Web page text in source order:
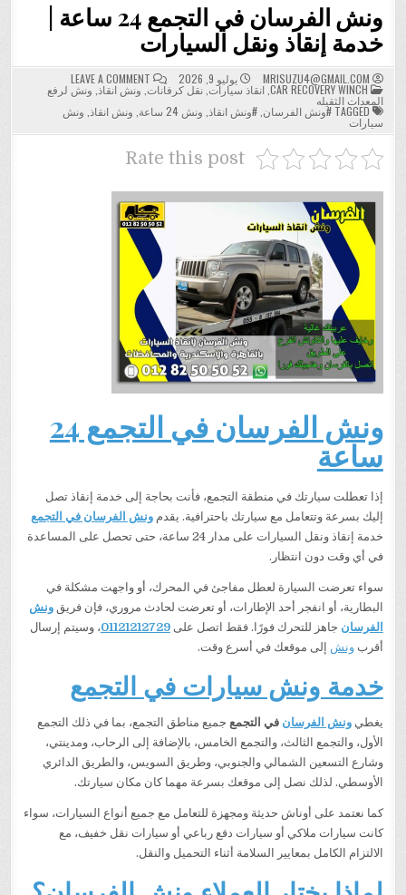
ونش الفرسان في التجمع 24 ساعة |
خدمة إنقاذ ونقل السيارات
MRISUZU4@GMAIL.COM يوليو 9, 2026 LEAVE A COMMENT
ON
ونش
الفرسان
في
التجمع
24
POSTED
IN
CAR RECOVERY WINCH
,انقاذ سيارات,نقل كرفانات ونش انقاذ ونش لرفع
المعدات الثقيله
#ونش الفرسان ,#ونش انقاذ ونش 24 ساعة ونش انقاذ ونش
سيارات
Rate this post
ونش الفرسان في التجمع 24
ساعة
إذا تعطلت سيارتك في منطقة التجمع، فأنت بحاجة إلى خدمة إنقاذ تصل
إليك بسرعة وتتعامل مع سيارتك باحترافية. يقدمونش الفرسان في التجمع
خدمة إنقاذ ونقل السيارات على مدار 24 ساعة، حتى تحصل على المساعدة
في أي وقت دون انتظار.
سواء تعرضت السيارة لعطل مفاجئ في المحرك، أو واجهت مشكلة في
البطارية، أو انفجر أحد الإطارات، أو تعرضت لحادث مروري، فإن فريقونش
الفرسان جاهز للتحرك فورًا. فقط اتصل على01121212729، وسيتم إرسال
أقربونش إلى موقعك في أسرع وقت.
خدمة ونش سيارات في التجمع
يغطيونش الفرسان في التجمع جميع مناطق التجمع، بما في ذلك التجمع
الأول، والتجمع الثالث، والتجمع الخامس، بالإضافة إلى الرحاب، ومدينتي،
وشارع التسعين الشمالي والجنوبي، وطريق السويس، والطريق الدائري
الأوسطي. لذلك نصل إلى موقعك بسرعة مهما كان مكان سيارتك.
كما نعتمد على أوناش حديثة ومجهزة للتعامل مع جميع أنواع السيارات، سواء
كانت سيارات ملاكي أو سيارات دفع رباعي أو سيارات نقل خفيف، مع
الالتزام الكامل بمعايير السلامة أثناء التحميل والنقل.